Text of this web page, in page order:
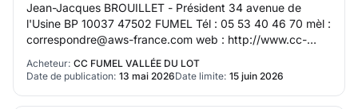
Jean-Jacques BROUILLET - Président 34 avenue de
l'Usine BP 10037 47502 FUMEL Tél : 05 53 40 46 70 mèl :
correspondre@aws-france.com web : http://www.cc-
dufumelois.com/ SIRET 20006893000094 Type de po…
Acheteur: CC FUMEL VALLÉE DU LOT
Date de publication: 13 mai 2026Date limite: 15 juin 2026